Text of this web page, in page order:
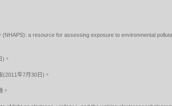
a resource for assessing exposure to environmental
。
(2011年7月30日)。
。